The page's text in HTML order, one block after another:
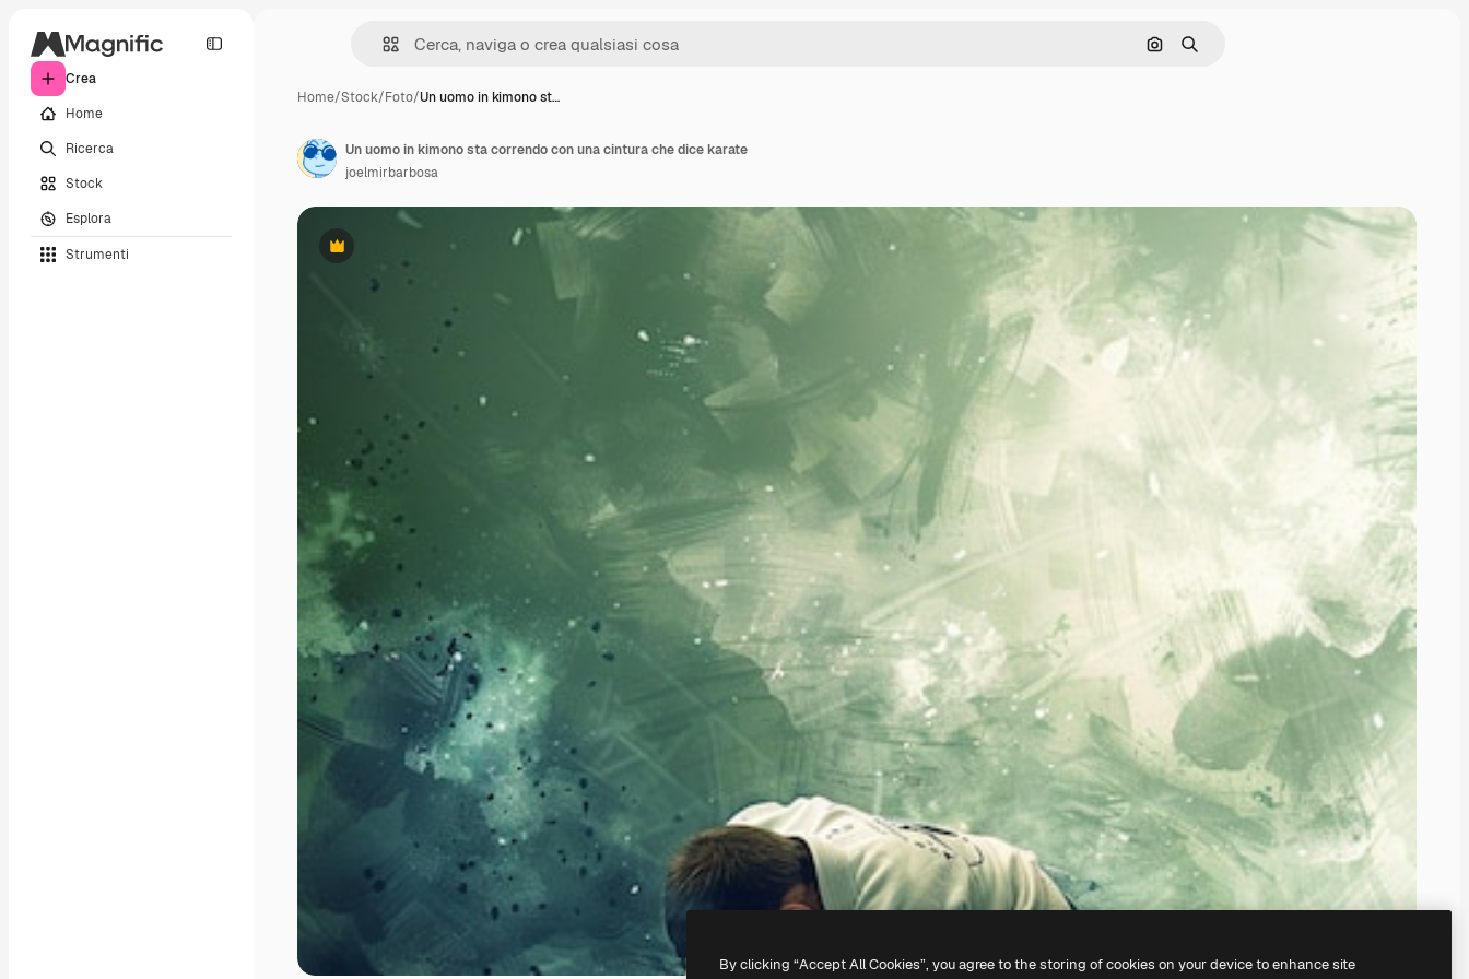
Crea
Home
Ricerca
Stock
Esplora
Strumenti
Cerca per immagine
Ricerca
Home/Stock/Foto/Un uomo in kimono st…
Premium
Un uomo in kimono sta correndo con una cintura che dice karate
joelmirbarbosa
By clicking “Accept All Cookies”, you agree to the storing of cookies on your device to enhance site